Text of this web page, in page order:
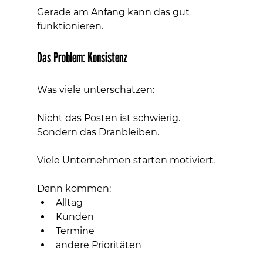
Gerade am Anfang kann das gut
funktionieren.
Das Problem: Konsistenz
Was viele unterschätzen:
Nicht das Posten ist schwierig.
Sondern das Dranbleiben.
Viele Unternehmen starten motiviert.
Dann kommen:
Alltag
Kunden
Termine
andere Prioritäten